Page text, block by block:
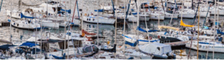
Ajoutez un logo, un bouton, des réseaux sociaux
Cliquez pour éditer